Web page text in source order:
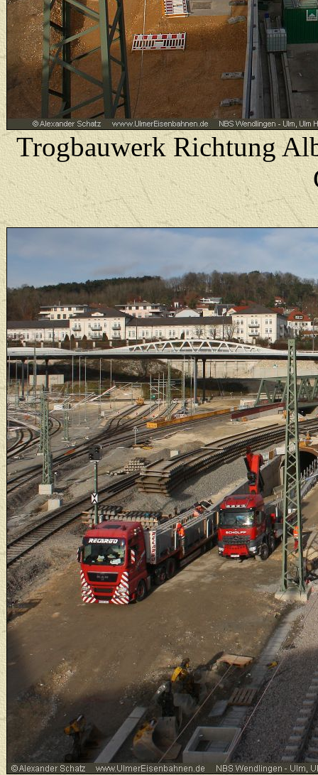
Trogbauwerk Richtung